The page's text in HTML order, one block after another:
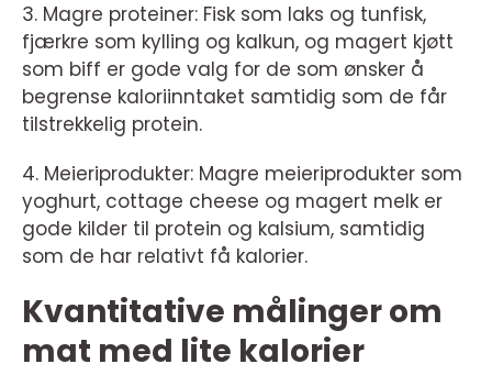
3. Magre proteiner: Fisk som laks og tunfisk,
fjærkre som kylling og kalkun, og magert kjøtt
som biff er gode valg for de som ønsker å
begrense kaloriinntaket samtidig som de får
tilstrekkelig protein.
4. Meieriprodukter: Magre meieriprodukter som
yoghurt, cottage cheese og magert melk er
gode kilder til protein og kalsium, samtidig
som de har relativt få kalorier.
Kvantitative målinger om
mat med lite kalorier